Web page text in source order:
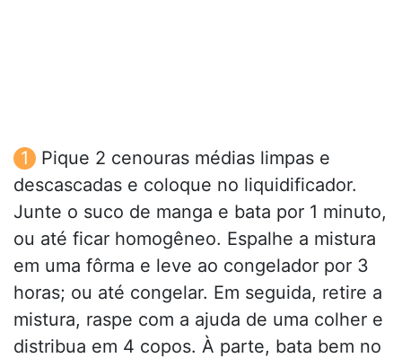
Pique 2 cenouras médias limpas e
descascadas e coloque no liquidificador.
Junte o suco de manga e bata por 1 minuto,
ou até ficar homogêneo. Espalhe a mistura
em uma fôrma e leve ao congelador por 3
horas; ou até congelar. Em seguida, retire a
mistura, raspe com a ajuda de uma colher e
distribua em 4 copos. À parte, bata bem no